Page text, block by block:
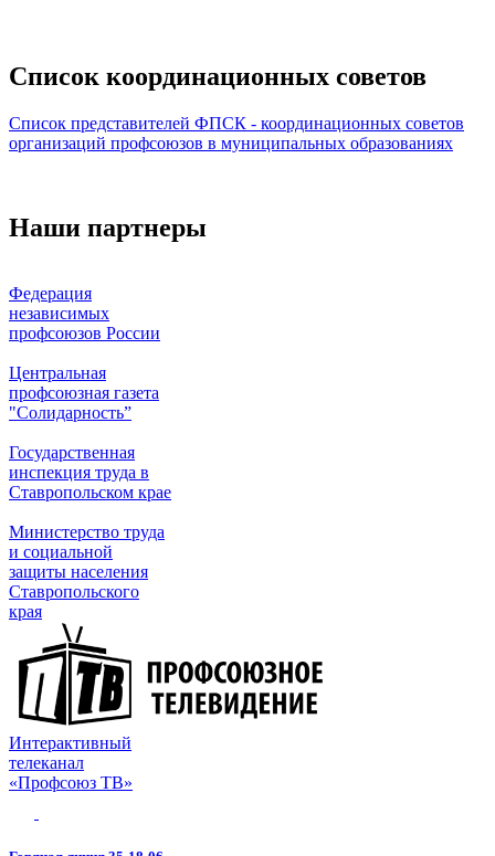
Список координационных советов
Список представителей ФПСК - координационных советов
организаций профсоюзов в муниципальных образованиях
Наши партнеры
Федерация
независимых
профсоюзов России
Центральная
профсоюзная газета
"Солидарность”
Государственная
инспекция труда в
Ставропольском крае
Министерство труда
и социальной
защиты населения
Ставропольского
края
Интерактивный
телеканал
«Профсоюз ТВ»